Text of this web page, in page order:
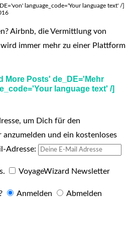
language_code='Your language text' /]
Airbnb, die Vermittlung von
immer mehr zu einer Plattform
More Posts' de_DE='Mehr
language text' /]
um Dich für den
und ein kostenloses
Adresse:
VoyageWizard Newsletter
Anmelden Abmelden